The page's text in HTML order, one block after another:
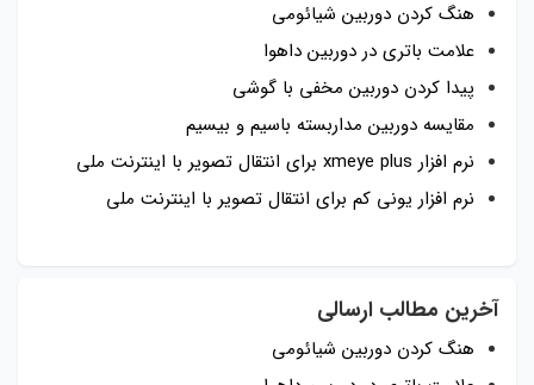
هنگ کردن دوربین شیائومی
علامت باتری در دوربین داهوا
پیدا کردن دوربین مخفی با گوشی
مقایسه دوربین مداربسته باسیم و بیسیم
نرم افزار xmeye plus برای انتقال تصویر با اینترنت ملی
نرم افزار یونی کم برای انتقال تصویر با اینترنت ملی
آخرین مطالب ارسالی
هنگ کردن دوربین شیائومی